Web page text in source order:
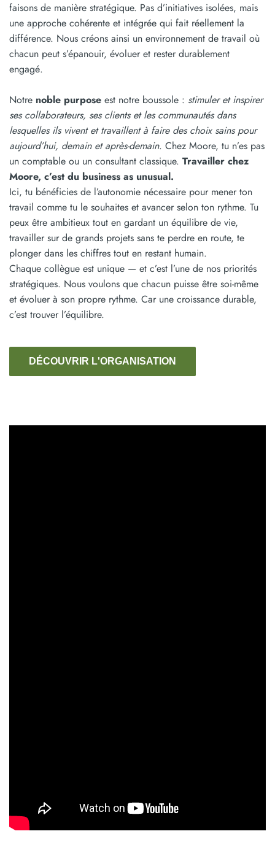
faisons de manière stratégique. Pas d’initiatives isolées, mais
une approche cohérente et intégrée qui fait réellement la
différence. Nous créons ainsi un environnement de travail où
chacun peut s’épanouir, évoluer et rester durablement
engagé.
Notre noble purpose est notre boussole : stimuler et inspirer
ses collaborateurs, ses clients et les communautés dans
lesquelles ils vivent et travaillent à faire des choix sains pour
aujourd’hui, demain et après-demain. Chez Moore, tu n’es pas
un comptable ou un consultant classique. Travailler chez
Moore, c’est du business as unusual.
Ici, tu bénéficies de l’autonomie nécessaire pour mener ton
travail comme tu le souhaites et avancer selon ton rythme. Tu
peux être ambitieux tout en gardant un équilibre de vie,
travailler sur de grands projets sans te perdre en route, te
plonger dans les chiffres tout en restant humain.
Chaque collègue est unique — et c’est l’une de nos priorités
stratégiques. Nous voulons que chacun puisse être soi-même
et évoluer à son propre rythme. Car une croissance durable,
c’est trouver l’équilibre.
DÉCOUVRIR L'ORGANISATION